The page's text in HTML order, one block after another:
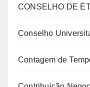
CONSELHO DE
Conselho
Contagem de